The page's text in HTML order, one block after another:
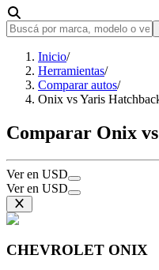
Inicio/
Herramientas/
Comparar autos/
Onix vs Yaris
Comparar Onix
Ver en USD
Ver en USD
CHEVROLET ONIX